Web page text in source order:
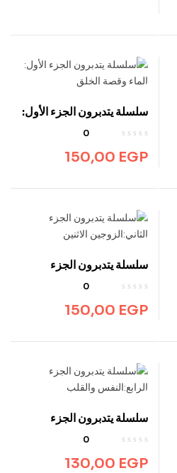
سلسلة يتدبرون الجزء الأول:
الماء وقصة الخلق
0
150,00 EGP
سلسلة يتدبرون الجزء
الثاني:الزوجين الاثنين
0
150,00 EGP
سلسلة يتدبرون الجزء
الرابع:النفس والقلب
0
130,00 EGP